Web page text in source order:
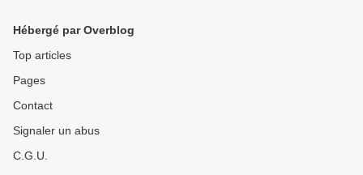
Hébergé par Overblog
Top articles
Pages
Contact
Signaler un abus
C.G.U.